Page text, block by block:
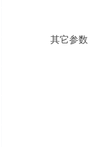
其它参数